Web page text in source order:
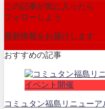
この記事が気に入ったら
フォローしよう
最新情報をお届けします
おすすめの記事
イベント開催
コミュタン福島リニュー